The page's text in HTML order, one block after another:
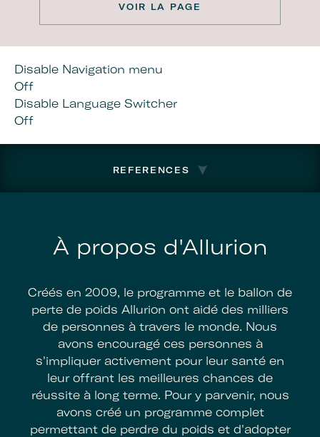
VOIR LA PAGE
Disable Navigation menu
Off
Disable Language Switcher
Off
REFERENCES
À propos d'Allurion
Créés en 2009, le programme et le ballon de
perte de poids Allurion ont aidé des milliers
de personnes à travers le monde. Nous
avons encouragé ces personnes à
s'impliquer activement pour leur santé en
leur offrant les meilleures chances de
réussite à long terme. Pour y parvenir, nous
avons créé un programme complet
permettant de perdre du poids et d'adopter